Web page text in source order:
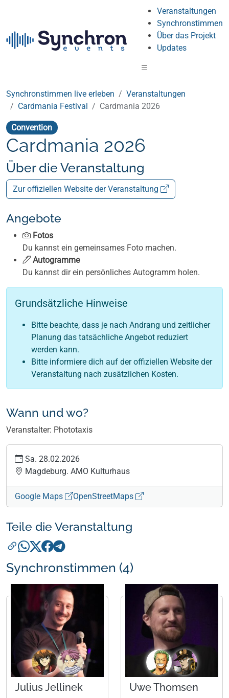
Veranstaltungen
Synchronstimmen
Über das Projekt
Updates
Synchronstimmen live erleben
Veranstaltungen
Cardmania Festival
Cardmania 2026
Convention
Cardmania 2026
Über die Veranstaltung
Zur offiziellen Website der Veranstaltung
Angebote
Fotos
Du kannst ein gemeinsames Foto machen.
Autogramme
Du kannst dir ein persönliches Autogramm holen.
Grundsätzliche Hinweise
Bitte beachte, dass je nach Andrang und zeitlicher
Planung das tatsächliche Angebot reduziert
werden kann.
Bitte informiere dich auf der offiziellen Website der
Veranstaltung nach zusätzlichen Kosten.
Wann und wo?
Veranstalter: Phototaxis
Sa. 28.02.2026
Magdeburg. AMO Kulturhaus
Google Maps OpenStreetMaps
Teile die Veranstaltung
Synchronstimmen (4)
Julius Jellinek Uwe Thomsen